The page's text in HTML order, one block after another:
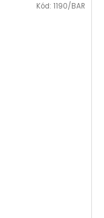
Kód: 1190/BAR